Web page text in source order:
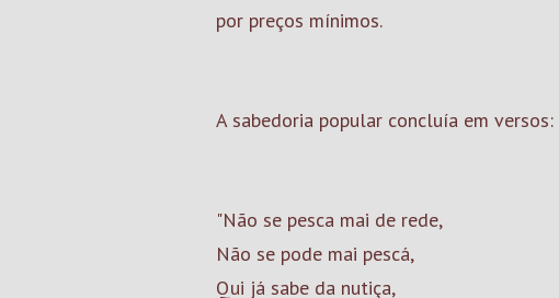
por preços mínimos.
A sabedoria popular concluía em versos:
"Não se pesca mai de rede,
Não se pode mai pescá,
Qui já sabe da nutiça,